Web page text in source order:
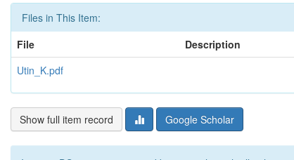
Files in This Item:
File
Description
Utin_K.pdf
Show full item record Google Scholar